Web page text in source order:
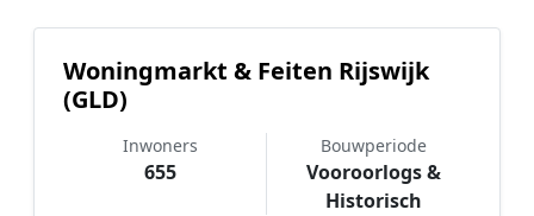
Woningmarkt & Feiten Rijswijk
(GLD)
Inwoners
655
Bouwperiode
Vooroorlogs &
Historisch